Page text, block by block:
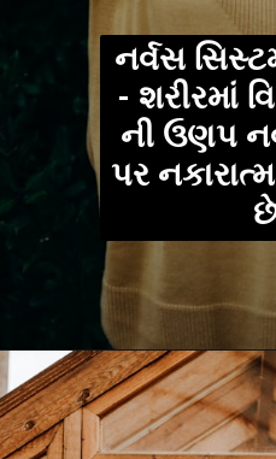
નર્વસ
- શરીરમાં
ની ઉણપ
પર